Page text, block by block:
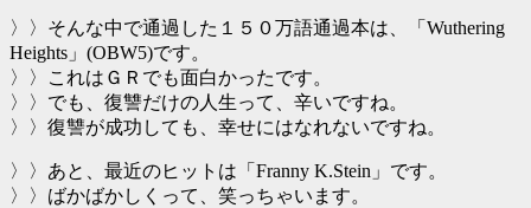
〉〉そんな中で通過した１５０万語通過本は、「Wuthering
Heights」(OBW5)です。
〉〉これはＧＲでも面白かったです。
〉〉でも、復讐だけの人生って、辛いですね。
〉〉復讐が成功しても、幸せにはなれないですね。
〉〉あと、最近のヒットは「Franny K.Stein」です。
〉〉ばかばかしくって、笑っちゃいます。